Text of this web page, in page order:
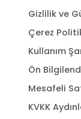
Gizlilik ve
Çerez
Kullanım
Ön
Mesafeli
KVKK